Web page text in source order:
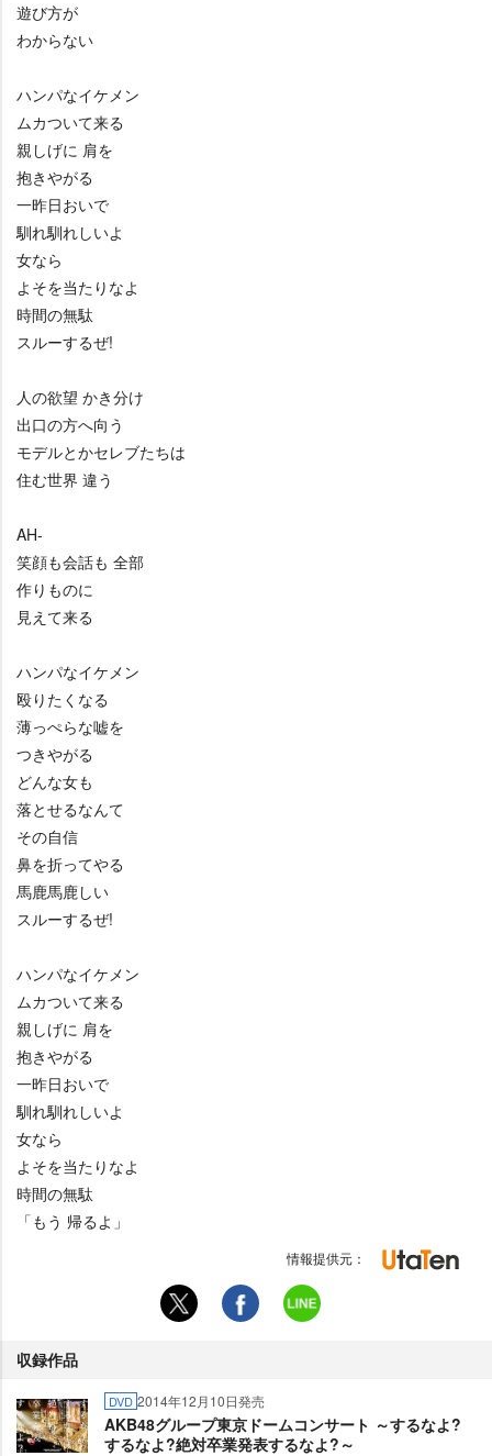
遊び方が
わからない
ハンパなイケメン
ムカついて来る
親しげに 肩を
抱きやがる
一昨日おいで
馴れ馴れしいよ
女なら
よそを当たりなよ
時間の無駄
スルーするぜ!
人の欲望 かき分け
出口の方へ向う
モデルとかセレブたちは
住む世界 違う
AH-
笑顔も会話も 全部
作りものに
見えて来る
ハンパなイケメン
殴りたくなる
薄っぺらな嘘を
つきやがる
どんな女も
落とせるなんて
その自信
鼻を折ってやる
馬鹿馬鹿しい
スルーするぜ!
ハンパなイケメン
ムカついて来る
親しげに 肩を
抱きやがる
一昨日おいで
馴れ馴れしいよ
女なら
よそを当たりなよ
時間の無駄
「もう 帰るよ」
情報提供元：
収録作品
DVD 2014年12月10日発売
AKB48グループ東京ドームコンサート ～するなよ?
するなよ?絶対卒業発表するなよ?～